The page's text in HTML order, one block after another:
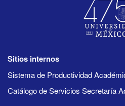
Sitios internos
Sistema de Productividad
Catálogo de Servicios Secretaría